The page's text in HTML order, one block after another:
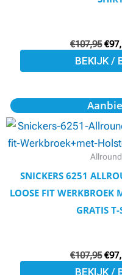
€107,95 €
BEKIJK /
SNICKERS 6251
LOOSE FIT WERKBROEK
GRATIS
€107,95
prijs
was:
€
BEKIJK /